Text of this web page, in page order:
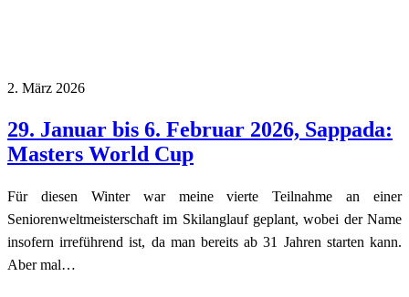
2. März 2026
29. Januar bis 6. Februar 2026, Sappada:
Masters World Cup
Für diesen Winter war meine vierte Teilnahme an einer
Seniorenweltmeisterschaft im Skilanglauf geplant, wobei der Name
insofern irreführend ist, da man bereits ab 31 Jahren starten kann.
Aber mal…